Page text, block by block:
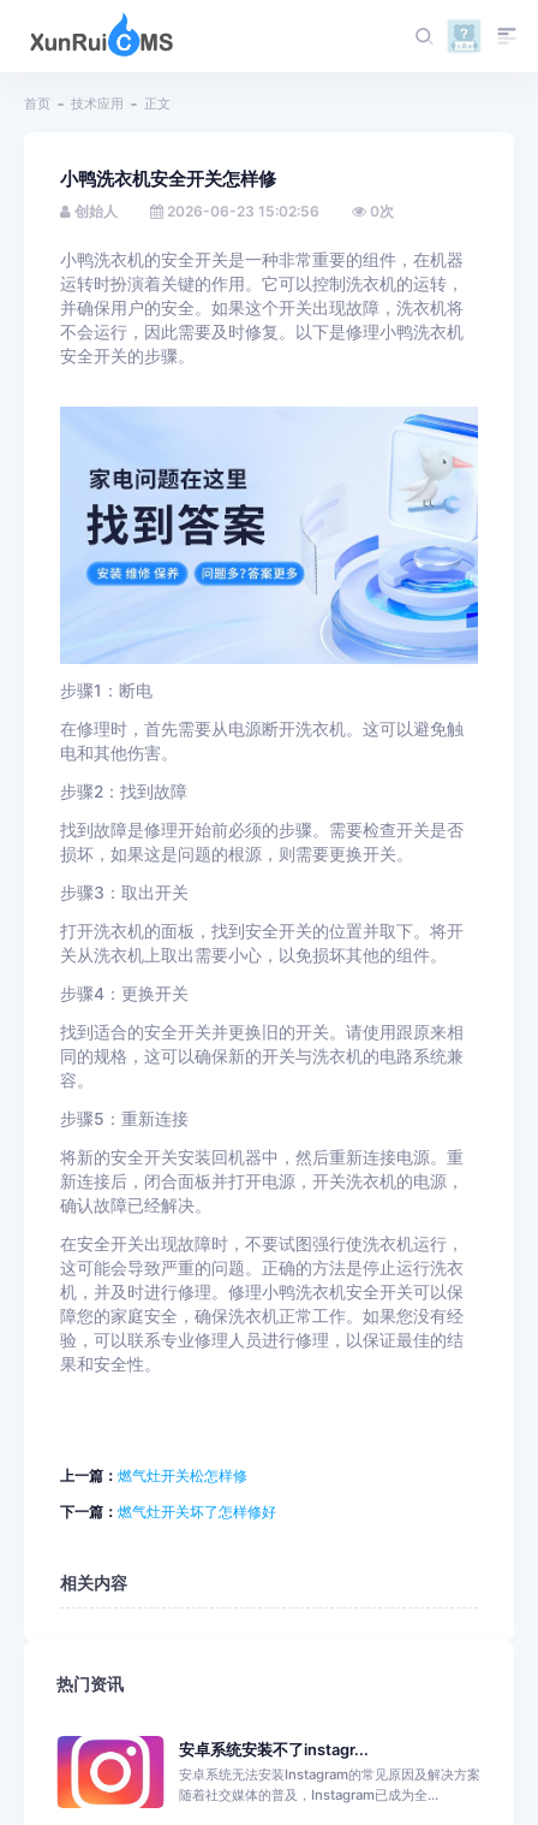
首页 技术应用 正文
小鸭洗衣机安全开关怎样修
创始人 2026-06-23 15:02:56 0次
小鸭洗衣机的安全开关是一种非常重要的组件，在机器
运转时扮演着关键的作用。它可以控制洗衣机的运转，
并确保用户的安全。如果这个开关出现故障，洗衣机将
不会运行，因此需要及时修复。以下是修理小鸭洗衣机
安全开关的步骤。
步骤1：断电
在修理时，首先需要从电源断开洗衣机。这可以避免触
电和其他伤害。
步骤2：找到故障
找到故障是修理开始前必须的步骤。需要检查开关是否
损坏，如果这是问题的根源，则需要更换开关。
步骤3：取出开关
打开洗衣机的面板，找到安全开关的位置并取下。将开
关从洗衣机上取出需要小心，以免损坏其他的组件。
步骤4：更换开关
找到适合的安全开关并更换旧的开关。请使用跟原来相
同的规格，这可以确保新的开关与洗衣机的电路系统兼
容。
步骤5：重新连接
将新的安全开关安装回机器中，然后重新连接电源。重
新连接后，闭合面板并打开电源，开关洗衣机的电源，
确认故障已经解决。
在安全开关出现故障时，不要试图强行使洗衣机运行，
这可能会导致严重的问题。正确的方法是停止运行洗衣
机，并及时进行修理。修理小鸭洗衣机安全开关可以保
障您的家庭安全，确保洗衣机正常工作。如果您没有经
验，可以联系专业修理人员进行修理，以保证最佳的结
果和安全性。
上一篇： 燃气灶开关松怎样修
下一篇： 燃气灶开关坏了怎样修好
相关内容
热门资讯
安卓系统安装不了instagr...
安卓系统无法安装Instagram的常见原因及解决方案
随着社交媒体的普及，Instagram已成为全...